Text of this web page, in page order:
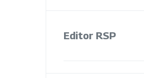
Editor RSP